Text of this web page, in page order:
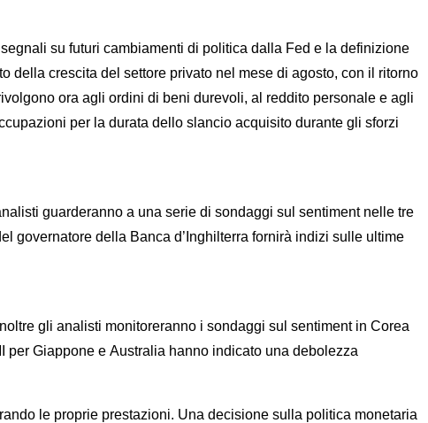
su futuri cambiamenti di politica dalla Fed e la definizione
della crescita del settore privato nel mese di agosto, con il ritorno
ora agli ordini di beni durevoli, al reddito personale e agli
per la durata dello slancio acquisito durante gli sforzi
guarderanno a una serie di sondaggi sul sentiment nelle tre
governatore della Banca d’Inghilterra fornirà indizi sulle ultime
gli analisti monitoreranno i sondaggi sul sentiment in Corea
per Giappone e Australia hanno indicato una debolezza
le proprie prestazioni. Una decisione sulla politica monetaria